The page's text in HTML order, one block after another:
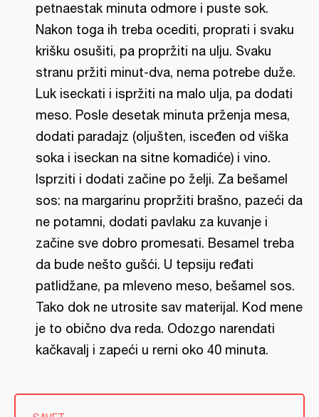
petnaestak minuta odmore i puste sok.
Nakon toga ih treba ocediti, proprati i svaku
krišku osušiti, pa propržiti na ulju. Svaku
stranu pržiti minut-dva, nema potrebe duže.
Luk iseckati i ispržiti na malo ulja, pa dodati
meso. Posle desetak minuta prženja mesa,
dodati paradajz (oljušten, isceđen od viška
soka i iseckan na sitne komadiće) i vino.
Isprziti i dodati začine po želji. Za bešamel
sos: na margarinu propržiti brašno, pazeći da
ne potamni, dodati pavlaku za kuvanje i
začine sve dobro promesati. Besamel treba
da bude nešto gušći. U tepsiju ređati
patlidžane, pa mleveno meso, bešamel sos.
Tako dok ne utrosite sav materijal. Kod mene
je to obično dva reda. Odozgo narendati
kačkavalj i zapeći u rerni oko 40 minuta.